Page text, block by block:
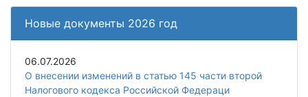
Новые документы 2026 год
06.07.2026
О внесении изменений в статью 145 части второй
Налогового кодекса Российской Федераци